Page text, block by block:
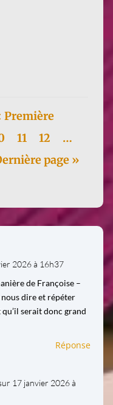
Première
11 12
…
page »
2026 à 16h37
de Françoise –
dire et répéter
serait donc grand
Réponse
17 janvier 2026 à